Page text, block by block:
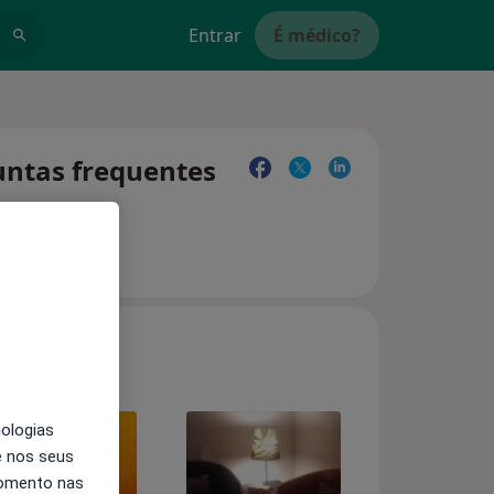
Entrar É médico?
frequentes
nos seus
nas